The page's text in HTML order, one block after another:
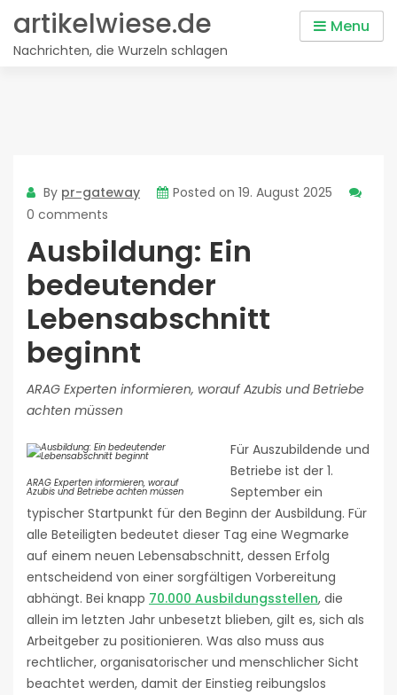
content
artikelwiese.de
Nachrichten, die Wurzeln schlagen
Menu
By pr-gateway Posted on 19. August 2025
0 comments
Ausbildung: Ein
bedeutender
Lebensabschnitt
beginnt
ARAG Experten informieren, worauf Azubis und Betriebe
achten müssen
ARAG Experten informieren, worauf
Azubis und Betriebe achten müssen
Für Auszubildende und
Betriebe ist der 1.
September ein
typischer Startpunkt für den Beginn der Ausbildung. Für
alle Beteiligten bedeutet dieser Tag eine Wegmarke
auf einem neuen Lebensabschnitt, dessen Erfolg
entscheidend von einer sorgfältigen Vorbereitung
abhängt. Bei knapp 70.000 Ausbildungsstellen, die
allein im letzten Jahr unbesetzt blieben, gilt es, sich als
Arbeitgeber zu positionieren. Was also muss aus
rechtlicher, organisatorischer und menschlicher Sicht
beachtet werden, damit der Einstieg reibungslos